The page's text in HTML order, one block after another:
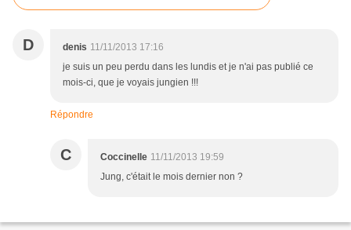
D denis 11/11/2013 17:16
je suis un peu perdu dans les lundis et je n'ai pas publié ce
mois-ci, que je voyais jungien !!!
Répondre
C Coccinelle 11/11/2013 19:59
Jung, c'était le mois dernier non ?